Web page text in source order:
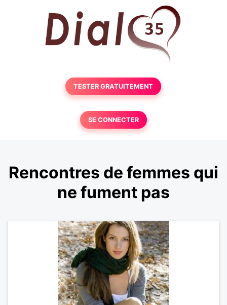
TESTER GRATUITEMENT
SE CONNECTER
Rencontres de femmes qui
ne fument pas